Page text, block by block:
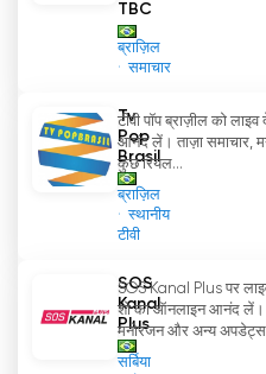
TBC
ब्राज़िल
समाचार
Tv
Pop
Brasil
ब्राज़िल
स्थानीय
टीवी
टीवी पॉप ब्राज़ील को
आनंद लें। ताज़ा समाचार,
कुछ रियल...
SOS
Kanal
Plus
सर्बिया
SOS Kanal Plus पर
शो का ऑनलाइन आनंद लें।
मनोरंजन और अन्य